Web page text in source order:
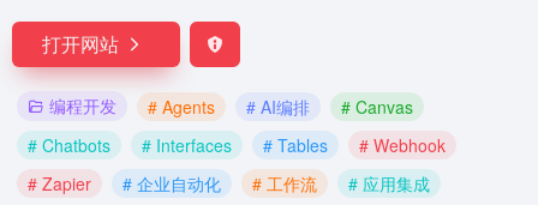
打开网站
编程开发 # Agents # AI编排
# Canvas
# Chatbots
# Interfaces # Tables
# Webhook
# Zapier
# 企业自动化 # 工作流
# 应用集成